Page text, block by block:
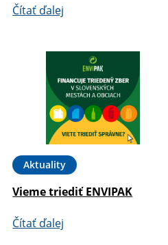
Čítať ďalej
Aktuality
Vieme triediť ENVIPAK
Čítať ďalej